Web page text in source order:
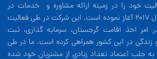
خود را در زمینه ارائه مشاوره و خدمات در
کشور گرجستان از سال 2017 آغاز نموده است. این شرکت در طی فعالیت
امر اخذ اقامت گرجستان، سرمایه گذاری، ثبت
زندگی در این کشور همراهی کرده است. ما در طی
جلب اعتماد تعداد زیادی از مشتریان خود شده